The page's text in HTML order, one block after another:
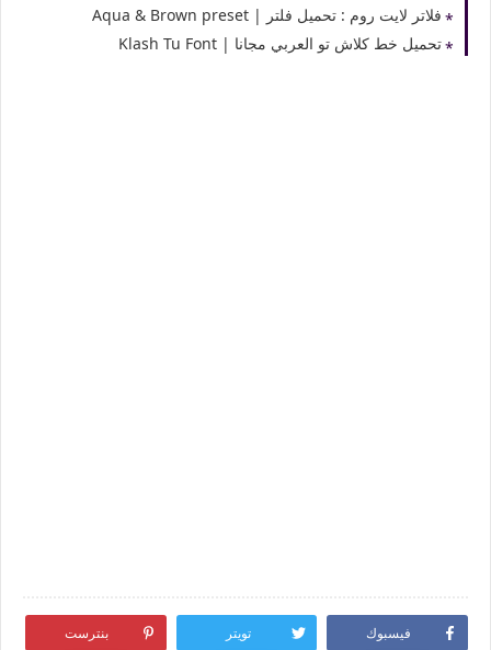
فلاتر لايت روم : تحميل فلتر | Aqua & Brown preset
تحميل خط كلاش تو العربي مجانا | Klash Tu Font
فيسبوك تويتر بنترست